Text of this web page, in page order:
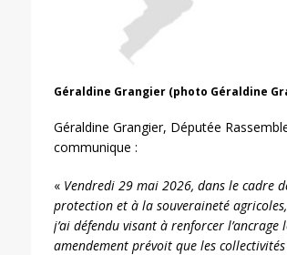
Géraldine Grangier (photo Géraldine
Géraldine Grangier, Députée
communique :
« Vendredi 29 mai 2026, dans le cadre
protection et à la souveraineté
j’ai défendu visant à renforcer
amendement prévoit que les